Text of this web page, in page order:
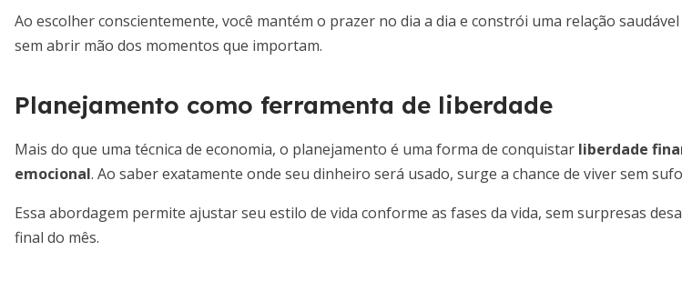
Ao escolher conscientemente, você mantém o prazer no dia a dia e constrói uma relação
sem abrir mão dos momentos que importam.
Planejamento como ferramenta de liberdade
Mais do que uma técnica de economia, o planejamento é uma forma de conquistar liberdade
emocional. Ao saber exatamente onde seu dinheiro será usado, surge a chance de viver sem
Essa abordagem permite ajustar seu estilo de vida conforme as fases da vida, sem surpresas
final do mês.